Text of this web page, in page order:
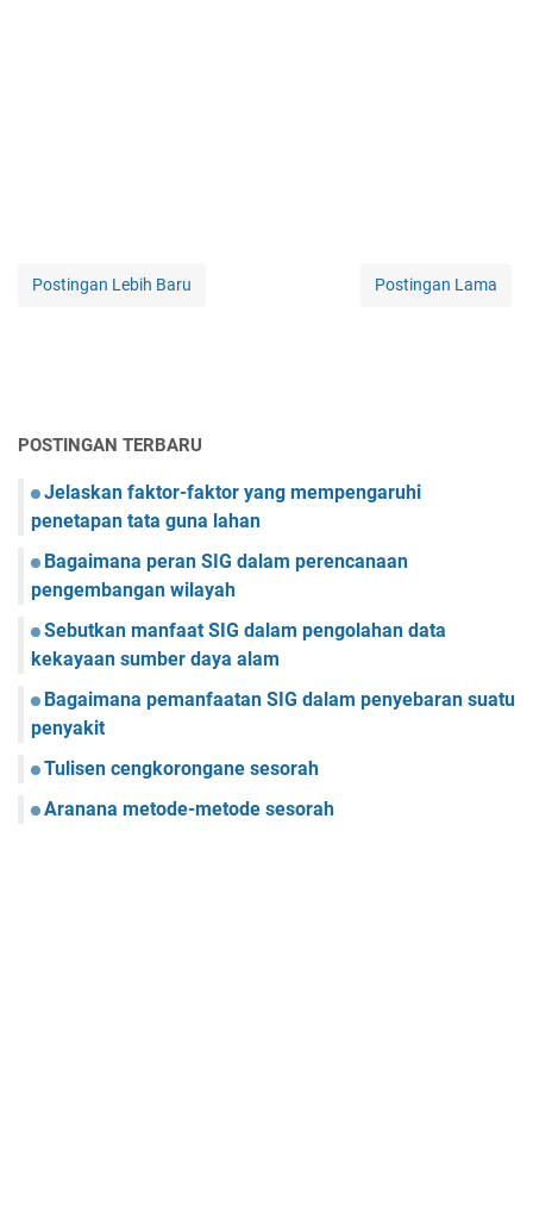
Postingan Lebih Baru Postingan Lama
POSTINGAN TERBARU
Jelaskan faktor-faktor yang mempengaruhi
penetapan tata guna lahan
Bagaimana peran SIG dalam perencanaan
pengembangan wilayah
Sebutkan manfaat SIG dalam pengolahan data
kekayaan sumber daya alam
Bagaimana pemanfaatan SIG dalam penyebaran suatu
penyakit
Tulisen cengkorongane sesorah
Aranana metode-metode sesorah